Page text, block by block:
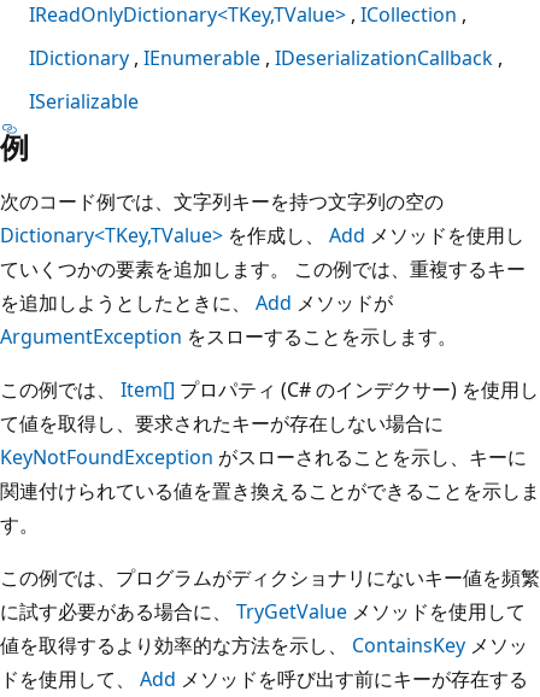
IReadOnlyDictionary<TKey,TValue> ICollection
IDictionary IEnumerable IDeserializationCallback
ISerializable
例
次のコード例では、文字列キーを持つ文字列の空の
Dictionary<TKey,TValue> を作成し、 Add メソッドを使用し
ていくつかの要素を追加します。 この例では、重複するキー
を追加しようとしたときに、 Add メソッドが
ArgumentException をスローすることを示します。
この例では、 Item[] プロパティ (C# のインデクサー) を使用し
て値を取得し、要求されたキーが存在しない場合に
KeyNotFoundException がスローされることを示し、キーに
関連付けられている値を置き換えることができることを示しま
す。
この例では、プログラムがディクショナリにないキー値を頻繁
に試す必要がある場合に、 TryGetValue メソッドを使用して
値を取得するより効率的な方法を示し、 ContainsKey メソッ
ドを使用して、 Add メソッドを呼び出す前にキーが存在する